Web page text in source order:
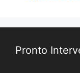
Pronto